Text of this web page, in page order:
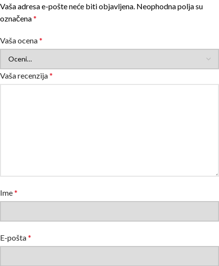
Vaša adresa e-pošte neće biti objavljena. Neophodna polja su
označena*
Vaša ocena*
Vaša recenzija*
Ime*
E-pošta*